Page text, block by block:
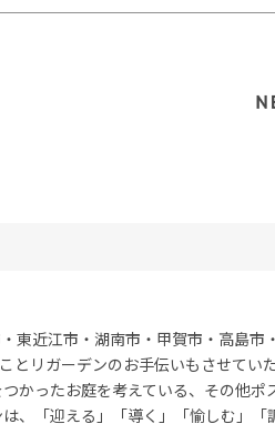
東近江市・湖南市・甲賀市・高島市
リガーデンのお手伝いもさせてい
かったお庭を考えている、その他ポ
、「迎える」「導く」「愉しむ」